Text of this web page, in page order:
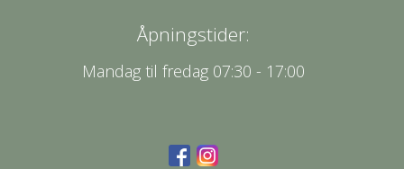
Åpningstider:
Mandag til fredag 07:30 - 17:00